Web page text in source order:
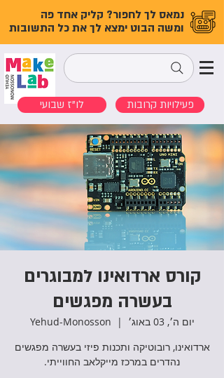
נמאס לך לחפור? קליק אחד פה
ומשה הבוט ימצא לך את כל התשובות
לו"ז שבועי פעילויות קרובות
קורס ארדואינו למבוגרים
בעשרה מפגשים
יום ה׳, 03 באוג׳
  |
Yehud-Monosson
ארדואינו, רובוטיקה ותכנות פיזי בעשרה מפגשים